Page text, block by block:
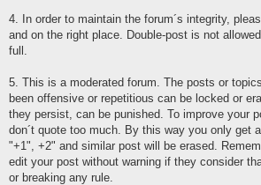
4. In order to maintain the forum´s integrity,
and on the right place. Double-post is not
full.
5. This is a moderated forum. The posts or
been offensive or repetitious can be locked or
they persist, can be punished. To improve your
don´t quote too much. By this way you only get
"+1", +2" and similar post will be erased.
edit your post without warning if they consider
or breaking any rule.